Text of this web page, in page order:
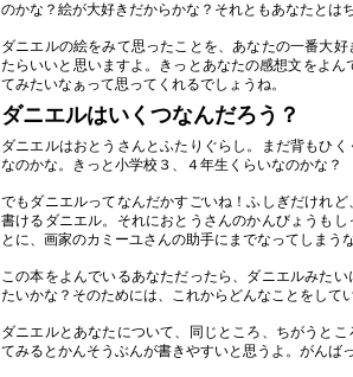
のかな？絵が大好きだからかな？それともあなたとは
ダニエルの絵をみて思ったことを、あなたの一番大
たらいいと思いますよ。きっとあなたの感想文をよ
てみたいなぁって思ってくれるでしょうね。
ダニエルはいくつなんだろう？
ダニエルはおとうさんとふたりぐらし。まだ背もひ
なのかな。きっと小学校３、４年生くらいなのかな？
でもダニエルってなんだかすごいね！ふしぎだけれ
書けるダニエル。それにおとうさんのかんびょうも
とに、画家のカミーユさんの助手にまでなってしまう
この本をよんでいるあなただったら、ダニエルみた
たいかな？そのためには、これからどんなことをして
ダニエルとあなたについて、同じところ、ちがうと
てみるとかんそうぶんが書きやすいと思うよ。がんば